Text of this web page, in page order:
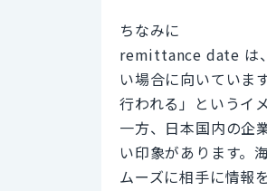
ちなみに
remittance date は
い場合に向いていま
行われる」というイ
一方、日本国内の
い印象があります。
ムーズに相手に情報